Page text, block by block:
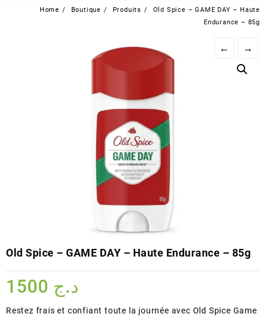
Home Boutique Produits
Old Spice – GAME DAY – Haute
Endurance – 85g
← →
Old Spice – GAME DAY – Haute Endurance – 85g
د.ج
Restez frais et confiant toute la journée avec Old Spice Game